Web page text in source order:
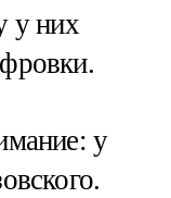
у них
у